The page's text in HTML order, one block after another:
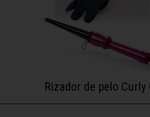
Rizador de pelo Curly